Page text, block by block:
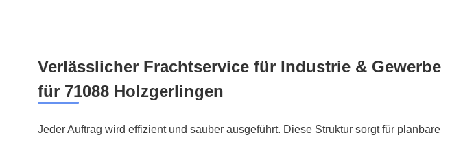
Verlässlicher Frachtservice für Industrie & Gewerbe
für 71088 Holzgerlingen
Jeder Auftrag wird effizient und sauber ausgeführt. Diese Struktur sorgt für planbare